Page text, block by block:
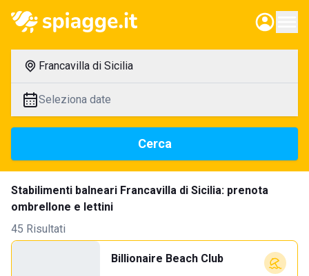
Francavilla di Sicilia
Seleziona date
Cerca
Stabilimenti balneari Francavilla di Sicilia: prenota
ombrellone e lettini
45 Risultati
Billionaire Beach Club